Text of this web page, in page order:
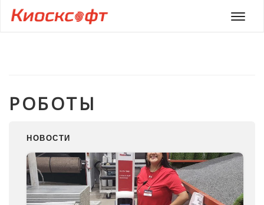
Меню
РОБОТЫ
НОВОСТИ